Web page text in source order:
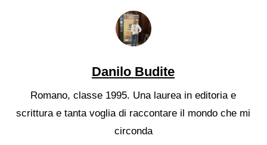
Danilo Budite
Romano, classe 1995. Una laurea in editoria e
scrittura e tanta voglia di raccontare il mondo che mi
circonda